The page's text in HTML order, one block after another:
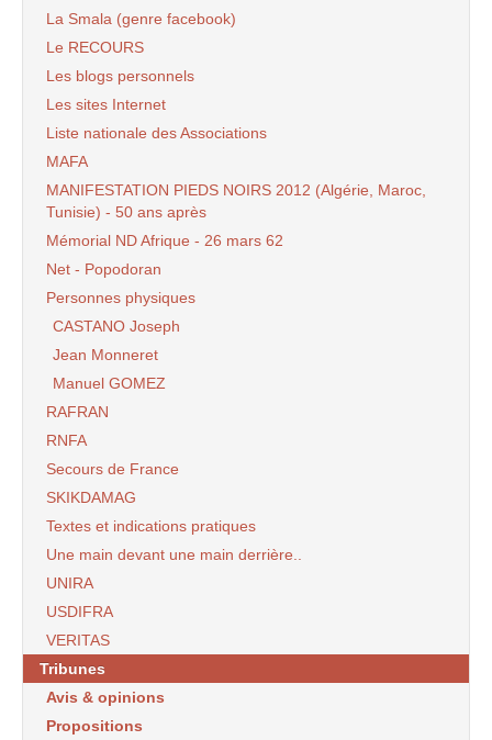
La Smala (genre facebook)
Le RECOURS
Les blogs personnels
Les sites Internet
Liste nationale des Associations
MAFA
MANIFESTATION PIEDS NOIRS 2012 (Algérie, Maroc,
Tunisie) - 50 ans après
Mémorial ND Afrique - 26 mars 62
Net - Popodoran
Personnes physiques
CASTANO Joseph
Jean Monneret
Manuel GOMEZ
RAFRAN
RNFA
Secours de France
SKIKDAMAG
Textes et indications pratiques
Une main devant une main derrière..
UNIRA
USDIFRA
VERITAS
Tribunes
Avis & opinions
Propositions